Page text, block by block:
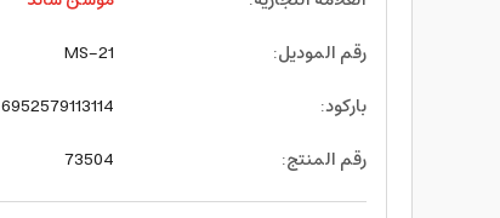
رقم الموديل:
MS-21
باركود:
6952579113114
رقم المنتج:
73504